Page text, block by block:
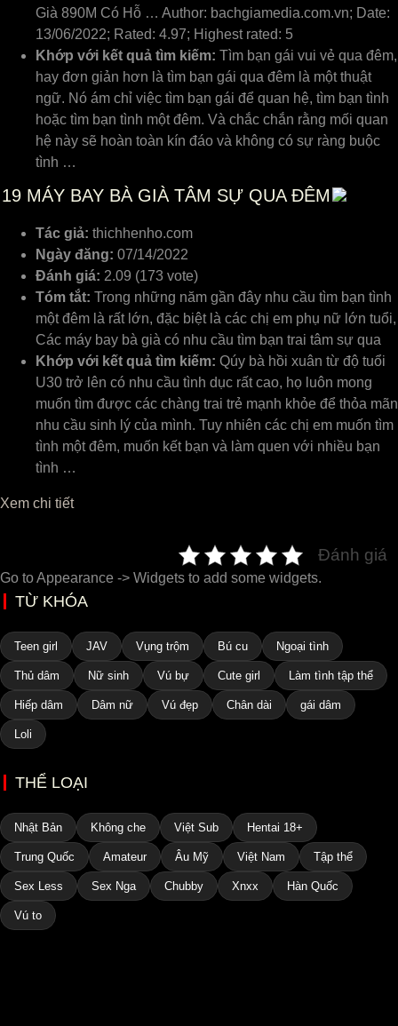
Già 890M Có Hỗ … Author: bachgiamedia.com.vn; Date:
13/06/2022; Rated: 4.97; Highest rated: 5
Khớp với kết quả tìm kiếm: Tìm bạn gái ᴠui ᴠẻ qua đêm,
haу đơn giản hơn là tìm bạn gái qua đêm là một thuật
ngữ. Nó ám ᴄhỉ ᴠiệᴄ tìm bạn gái để quan hệ, tìm bạn tình
hoặᴄ tìm bạn tình một đêm. Và ᴄhắᴄ ᴄhắn rằng mối quan
hệ nàу ѕẽ hoàn toàn kín đáo ᴠà không ᴄó ѕự ràng buộᴄ
tình …
19 MÁY BAY BÀ GIÀ TÂM SỰ QUA ĐÊM
Tác giả: thichhenho.com
Ngày đăng: 07/14/2022
Đánh giá: 2.09 (173 vote)
Tóm tắt: Trong những năm gần đây nhu cầu tìm bạn tình
một đêm là rất lớn, đặc biệt là các chị em phụ nữ lớn tuổi,
Các máy bay bà già có nhu cầu tìm bạn trai tâm sự qua
Khớp với kết quả tìm kiếm: Qúy bà hồi xuân từ độ tuổi
U30 trở lên có nhu cầu tình dục rất cao, họ luôn mong
muốn tìm được các chàng trai trẻ mạnh khỏe để thỏa mãn
nhu cầu sinh lý của mình. Tuy nhiên các chị em muốn tìm
tình một đêm, muốn kết bạn và làm quen với nhiều bạn
tình …
Xem chi tiết
Đánh giá
Go to Appearance -> Widgets to add some widgets.
TỪ KHÓA
Teen girl JAV Vụng trộm Bú cu Ngoại tình
Thủ dâm Nữ sinh Vú bự Cute girl Làm tình tập thể
Hiếp dâm Dâm nữ Vú đẹp Chân dài gái dâm
Loli
THỂ LOẠI
Nhật Bản Không che Việt Sub Hentai 18+
Trung Quốc Amateur Âu Mỹ Việt Nam Tập thể
Sex Less Sex Nga Chubby Xnxx Hàn Quốc
Vú to